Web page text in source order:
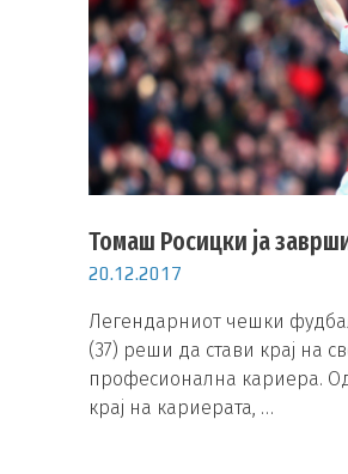
Томаш Росицки ја
20.12.2017
Легендарниот чешки
(37) реши да стави крај на
професионална кариера.
крај на кариерата, …